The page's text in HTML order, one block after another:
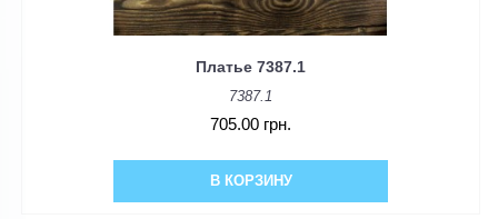
Платье 7387.1
7387.1
705.00 грн.
В КОРЗИНУ